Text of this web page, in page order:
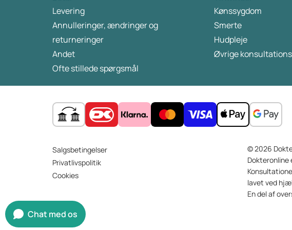
den. I denne artikel giver vi en omhyggeligt
sammensat ugemenu, der hjælper dig med
at tabe dig.
Levering
Annulleringer, ændringer og
returneringer
Andet
Ofte stillede spørgsmål
Kønssygdom
Smerte
Hudpleje
Øvrige
Salgsbetingelser
Privatlivspolitik
Cookies
© 2026
Dokteronline
lavet ved
En del af
Chat med os